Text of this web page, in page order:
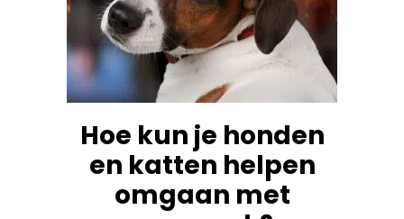
Hoe kun je honden
en katten helpen
omgaan met